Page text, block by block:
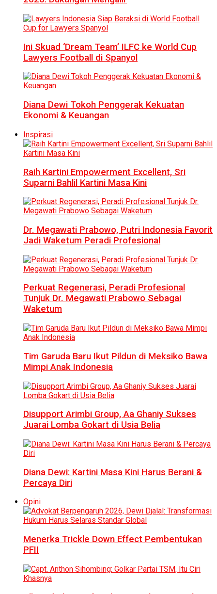
Ini Skuad ‘Dream Team’ ILFC ke World Cup
Lawyers Football di Spanyol
Diana Dewi Tokoh Penggerak Kekuatan
Ekonomi & Keuangan
Inspirasi
Raih Kartini Empowerment Excellent, Sri
Suparni Bahlil Kartini Masa Kini
Dr. Megawati Prabowo, Putri Indonesia Favorit
Jadi Waketum Peradi Profesional
Perkuat Regenerasi, Peradi Profesional
Tunjuk Dr. Megawati Prabowo Sebagai
Waketum
Tim Garuda Baru Ikut Pildun di Meksiko Bawa
Mimpi Anak Indonesia
Disupport Arimbi Group, Aa Ghaniy Sukses
Juarai Lomba Gokart di Usia Belia
Diana Dewi: Kartini Masa Kini Harus Berani &
Percaya Diri
Opini
Menerka Trickle Down Effect Pembentukan
PFII